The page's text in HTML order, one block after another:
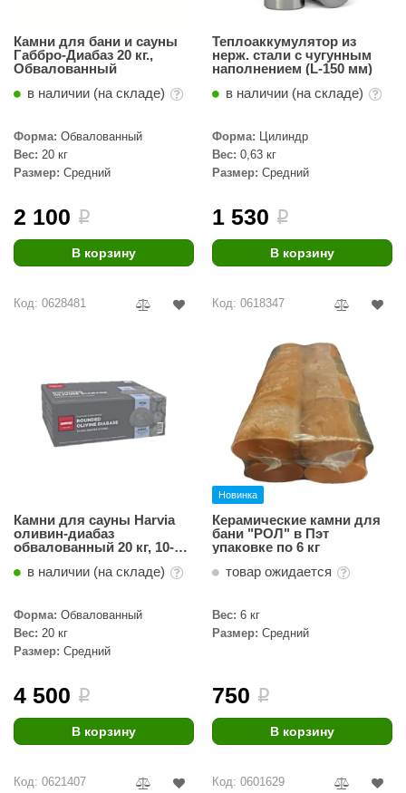
Камни для бани и сауны
Габбро-Диабаз 20 кг.,
Обвалованный
в наличии (на складе)
Форма: Обвалованный
Вес: 20 кг
Размер: Средний
2 100 i
В корзину
Теплоаккумулятор из
нерж. стали с чугунным
наполнением (L-150 мм)
в наличии (на складе)
Форма: Цилиндр
Вес: 0,63 кг
Размер: Средний
1 530 i
В корзину
Код: 0628481
Камни для сауны Harvia
оливин-диабаз
обвалованный 20 кг, 10-15
в наличии (на складе)
Форма: Обвалованный
Вес: 20 кг
Размер: Средний
4 500 i
В корзину
Код: 0618347
Новинка
Керамические камни для
бани "РОЛ" в Пэт
упаковке по 6 кг
товар ожидается
Вес: 6 кг
Размер: Средний
750 i
В корзину
Код: 0621407 Код: 0601629